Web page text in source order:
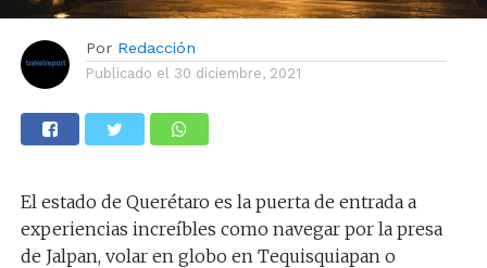
Por Redacción
Publicado el 30 diciembre, 2021
El estado de Querétaro es la puerta de entrada a
experiencias increíbles como navegar por la presa
de Jalpan, volar en globo en Tequisquiapan o